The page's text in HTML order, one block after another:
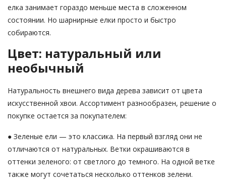
елка занимает гораздо меньше места в сложенном
состоянии. Но шарнирные елки просто и быстро
собираются.
Цвет: натуральный или
необычный
Натуральность внешнего вида дерева зависит от цвета
искусственной хвои. Ассортимент разнообразен, решение о
покупке остается за покупателем:
● Зеленые ели — это классика. На первый взгляд они не
отличаются от натуральных. Ветки окрашиваются в
оттенки зеленого: от светлого до темного. На одной ветке
также могут сочетаться несколько оттенков зелени.